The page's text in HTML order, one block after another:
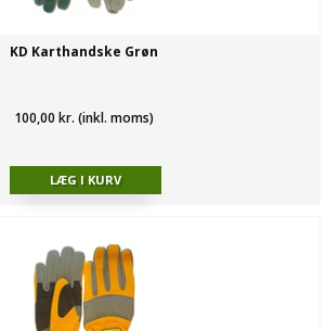
KD Karthandske Grøn
100,00 kr. (inkl. moms)